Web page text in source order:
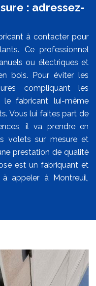
: adressez-
à contacter pour
Ce professionnel
ou électriques et
bois. Pour éviter les
compliquant les
fabricant lui-même
Vous lui faites part de
il va prendre en
volets sur mesure et
prestation de qualité
est un fabriquant et
appeler à Montreuil,